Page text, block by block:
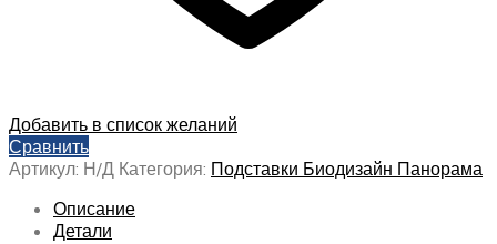
Добавить в список желаний
Сравнить
Артикул: Н/Д Категория: Подставки Биодизайн Панорама
Описание
Детали